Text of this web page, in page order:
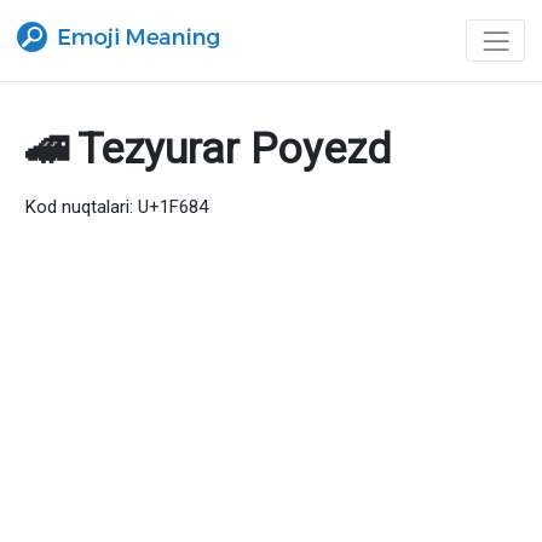
🚄 Tezyurar Poyezd
Kod nuqtalari: U+1F684